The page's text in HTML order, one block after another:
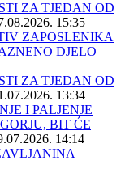
ZA TJEDAN OD
15:35
ZAPOSLENIKA
DJELO
ZA TJEDAN OD
13:34
I PALJENJE
BIT ĆE
14:14